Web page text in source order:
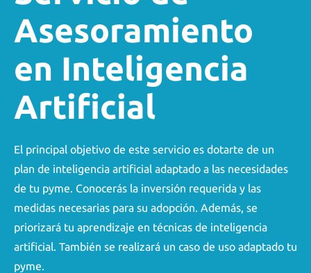
Asesoramiento
en Inteligencia
Artificial
El principal objetivo de este servicio es dotarte de un
plan de inteligencia artificial adaptado a las necesidades
de tu pyme. Conocerás la inversión requerida y las
medidas necesarias para su adopción. Además, se
priorizará tu aprendizaje en técnicas de inteligencia
artificial. También se realizará un caso de uso adaptado tu
pyme.